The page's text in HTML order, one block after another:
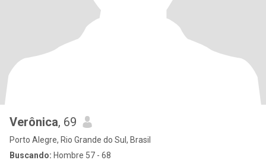
Verônica, 69
Porto Alegre, Rio Grande do Sul, Brasil
Buscando: Hombre 57 - 68